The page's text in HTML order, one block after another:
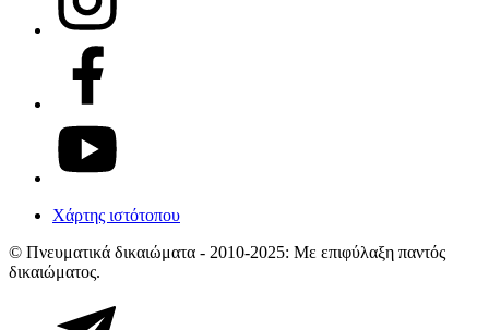
Χάρτης ιστότοπου
© Πνευματικά δικαιώματα - 2010-2025: Με επιφύλαξη παντός
δικαιώματος.